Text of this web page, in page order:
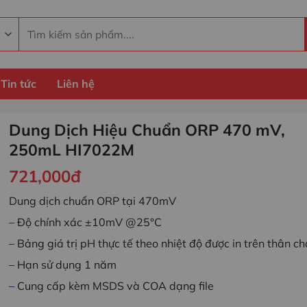
kiếm:
Tin tức Liên hệ
Dung Dịch Hiệu Chuẩn ORP 470 mV,
250mL HI7022M
721,000đ
Dung dịch chuẩn ORP tại 470mV
– Độ chính xác ±10mV @25°C
– Bảng giá trị pH thực tế theo nhiệt độ được in trên thân
– Hạn sử dụng 1 năm
– Cung cấp kèm MSDS và COA dạng file